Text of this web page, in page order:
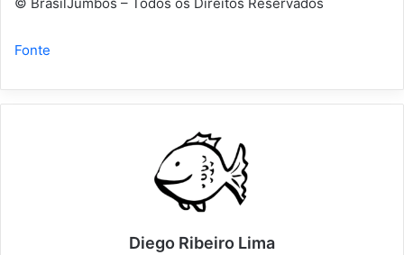
© BrasilJumbos – Todos os Direitos Reservados
Fonte
Diego Ribeiro Lima